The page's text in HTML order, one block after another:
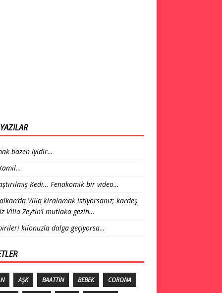
bazen iyidir…
Kedi… Fenakomik bir video…
Villa kiralamak istiyorsanız; kardeş
Villa Zeytin’i mutlaka gezin…
kilonuzla dalga geçiyorsa…
AŞK BAATTIN BEBEK CORONA